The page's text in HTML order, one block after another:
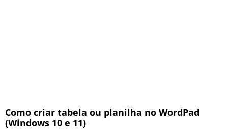
Como criar tabela ou planilha no WordPad
(Windows 10 e 11)